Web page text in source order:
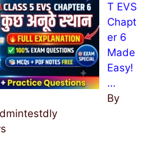
T EVS
Chapt
er 6
Made
Easy!
…
By